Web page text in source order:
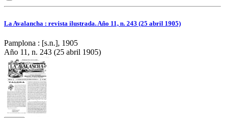
La Avalancha : revista ilustrada. Año 11, n. 243 (25 abril 1905)
Pamplona : [s.n.], 1905
Año 11, n. 243 (25 abril 1905)